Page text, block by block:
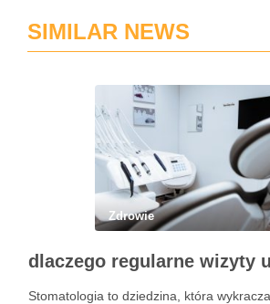
SIMILAR NEWS
Zdrowie
Stomatologia to dziedzina, która